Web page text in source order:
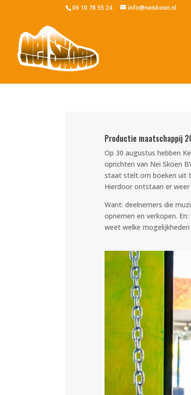
06 10 78 55 24 info@neiskoen.nl
Productie maatschappij
Op 30 augustus hebben
oprichten van Nei Skoen
staat stelt om boeken uit
Hierdoor ontstaan er
Want: deelnemers die
opnemen en verkopen.
weet welke